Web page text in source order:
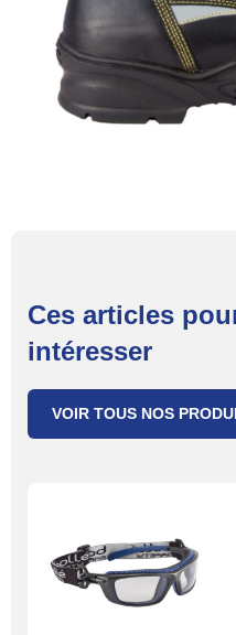
Ces articles
intéresser
VOIR TOUS NOS